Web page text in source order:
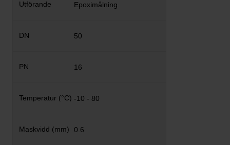
Epoximålning
50
16
-10 - 80
0.6